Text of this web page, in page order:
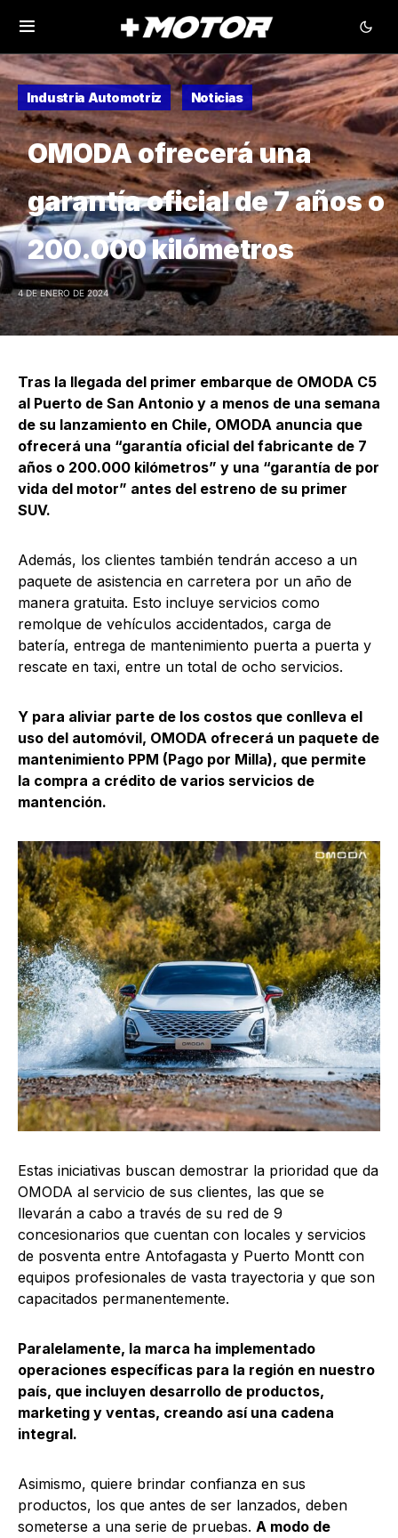
Industria Automotriz Noticias
OMODA ofrecerá una
garantía oficial de 7 años o
200.000 kilómetros
4 DE ENERO DE 2024
Tras la llegada del primer embarque de OMODA C5
al Puerto de San Antonio y a menos de una semana
de su lanzamiento en Chile, OMODA anuncia que
ofrecerá una “garantía oficial del fabricante de 7
años o 200.000 kilómetros” y una “garantía de por
vida del motor” antes del estreno de su primer
SUV.
Además, los clientes también tendrán acceso a un
paquete de asistencia en carretera por un año de
manera gratuita. Esto incluye servicios como
remolque de vehículos accidentados, carga de
batería, entrega de mantenimiento puerta a puerta y
rescate en taxi, entre un total de ocho servicios.
Y para aliviar parte de los costos que conlleva el
uso del automóvil, OMODA ofrecerá un paquete de
mantenimiento PPM (Pago por Milla), que permite
la compra a crédito de varios servicios de
mantención.
Estas iniciativas buscan demostrar la prioridad que da
OMODA al servicio de sus clientes, las que se
llevarán a cabo a través de su red de 9
concesionarios que cuentan con locales y servicios
de posventa entre Antofagasta y Puerto Montt con
equipos profesionales de vasta trayectoria y que son
capacitados permanentemente.
Paralelamente, la marca ha implementado
operaciones específicas para la región en nuestro
país, que incluyen desarrollo de productos,
marketing y ventas, creando así una cadena
integral.
Asimismo, quiere brindar confianza en sus
productos, los que antes de ser lanzados, deben
someterse a una serie de pruebas. A modo de